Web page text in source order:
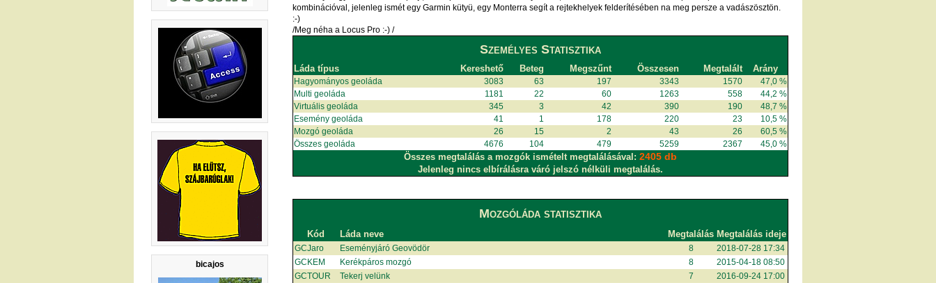
bicajos
kombinációval, jelenleg ismét egy Garmin kütyü, egy Monterra segít a rejtekhelyek felderítésében na meg persze a vadászösztön.
:-)
/Meg néha a Locus Pro :-) /
Személyes Statisztika
Láda típus Kereshető Beteg Megszűnt Összesen Megtalált Arány
Hagyományos geoláda 3083 63 197 3343 1570
47,0 %
Multi geoláda
1181 22 60 1263 558
44,2 %
Virtuális geoláda
345 3 42 390 190
48,7 %
Esemény geoláda
41 1 178 220 23
10,5 %
Mozgó geoláda
26 15 2 43 26
60,5 %
Összes geoláda
4676 104 479 5259 2367 45,0 %
Összes megtalálás a mozgók ismételt megtalálásával:2405 db
Jelenleg nincs elbírálásra váró jelszó nélküli megtalálás.
Mozgóláda statisztika
Kód Láda neve Megtalálás Megtalálás ideje
GCJaro Eseményjáró Geovödör 8
2018-07-28 17:34
GCKEM
Kerékpáros mozgó 8
2015-04-18 08:50
GCTOUR
Tekerj velünk 7
2016-09-24 17:00